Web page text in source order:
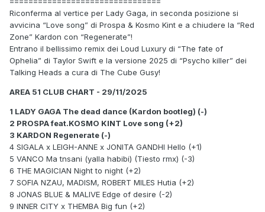
Riconferma al vertice per Lady Gaga, in seconda posizione si
avvicina “Love song” di Prospa & Kosmo Kint e a chiudere la “Red
Zone” Kardon con “Regenerate”!
Entrano il bellissimo remix dei Loud Luxury di “The fate of
Ophelia” di Taylor Swift e la versione 2025 di “Psycho killer” dei
Talking Heads a cura di The Cube Gusy!
AREA 51 CLUB CHART - 29/11/2025
1 LADY GAGA The dead dance (Kardon bootleg) (-)
2 PROSPA feat.KOSMO KINT Love song (+2)
3 KARDON Regenerate (-)
4 SIGALA x LEIGH-ANNE x JONITA GANDHI Hello (+1)
5 VANCO Ma tnsani (yalla habibi) (Tiesto rmx) (-3)
6 THE MAGICIAN Night to night (+2)
7 SOFIA NZAU, MADISM, ROBERT MILES Hutia (+2)
8 JONAS BLUE & MALIVE Edge of desire (-2)
9 INNER CITY x THEMBA Big fun (+2)